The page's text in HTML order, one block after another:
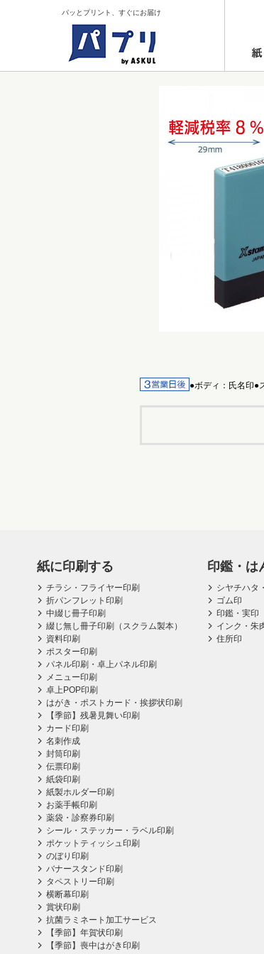
パッとプリント、すぐにお届け
●ボディ：氏名印●
紙に印刷する
チラシ・フライヤー印刷
折パンフレット印刷
中綴じ冊子印刷
綴じ無し冊子印刷（スクラム製本）
資料印刷
ポスター印刷
パネル印刷・卓上パネル印刷
メニュー印刷
卓上POP印刷
はがき・ポストカード・挨拶状印刷
【季節】残暑見舞い印刷
カード印刷
名刺作成
封筒印刷
伝票印刷
紙袋印刷
紙製ホルダー印刷
お薬手帳印刷
薬袋・診察券印刷
シール・ステッカー・ラベル印刷
ポケットティッシュ印刷
のぼり印刷
バナースタンド印刷
タペストリー印刷
横断幕印刷
賞状印刷
抗菌ラミネート加工サービス
【季節】年賀状印刷
【季節】喪中はがき印刷
印鑑・は
シヤチハタ
ゴム印
印鑑・実印
インク・朱
住所印